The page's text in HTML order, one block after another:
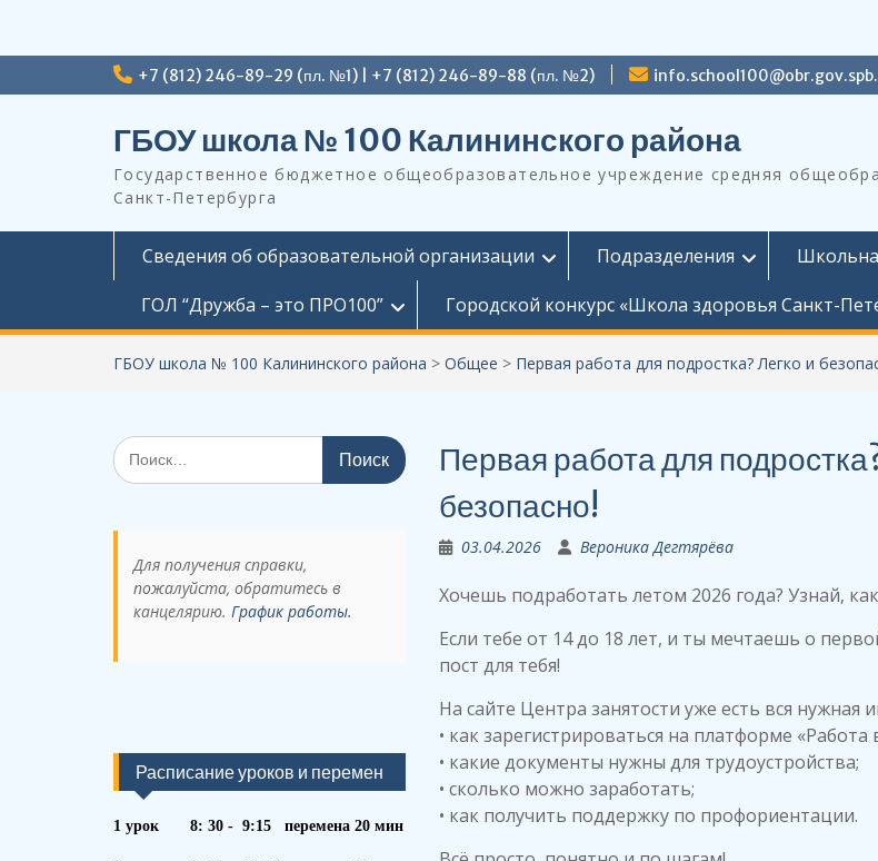
к
+7 (812) 246-89-29 (пл. №1) | +7 (812) 246-89-88 (пл. №2)
ГБОУ школа № 100 Калининского района
Государственное бюджетное общеобразовательное учреждение средняя
Санкт-Петербурга
Сведения об образовательной организации Подразделения
ГОЛ “Дружба – это ПРО100”
Городской конкурс «Школа здоровья Санкт-
ГБОУ школа № 100 Калининского района > Общее > Первая работа для подростка? Легко и
Первая работа для
безопасно!
03.04.2026 Вероника Дегтярёва
Хочешь подработать летом 2026 года? Узнай,
Если тебе от 14 до 18 лет, и ты мечтаешь о
пост для тебя!
На сайте Центра занятости уже есть вся нужная
• как зарегистрироваться на платформе «Работа
• какие документы нужны для трудоустройства;
• сколько можно заработать;
• как получить поддержку по профориентации.
Поиск
по:
Для получения справки,
пожалуйста, обратитесь в
канцелярию. График работы.
Расписание уроков и перемен
1 урок 8: 30 - 9:15 перемена 20 мин